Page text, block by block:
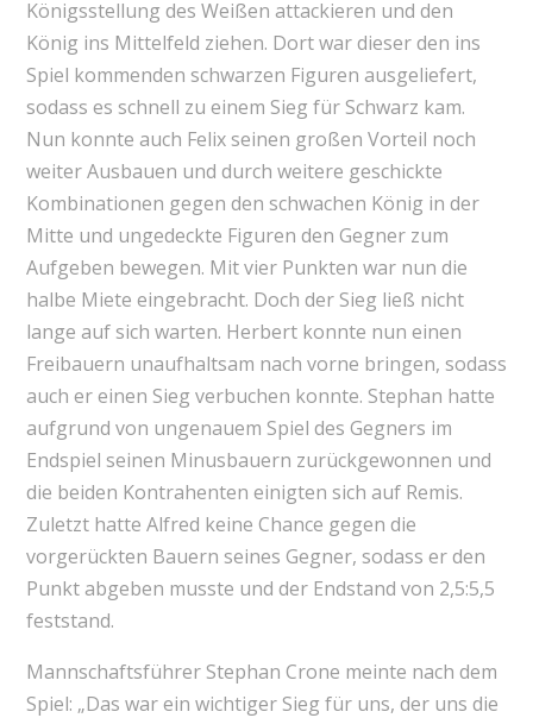
Königsstellung des Weißen attackieren und den
König ins Mittelfeld ziehen. Dort war dieser den ins
Spiel kommenden schwarzen Figuren ausgeliefert,
sodass es schnell zu einem Sieg für Schwarz kam.
Nun konnte auch Felix seinen großen Vorteil noch
weiter Ausbauen und durch weitere geschickte
Kombinationen gegen den schwachen König in der
Mitte und ungedeckte Figuren den Gegner zum
Aufgeben bewegen. Mit vier Punkten war nun die
halbe Miete eingebracht. Doch der Sieg ließ nicht
lange auf sich warten. Herbert konnte nun einen
Freibauern unaufhaltsam nach vorne bringen, sodass
auch er einen Sieg verbuchen konnte. Stephan hatte
aufgrund von ungenauem Spiel des Gegners im
Endspiel seinen Minusbauern zurückgewonnen und
die beiden Kontrahenten einigten sich auf Remis.
Zuletzt hatte Alfred keine Chance gegen die
vorgerückten Bauern seines Gegner, sodass er den
Punkt abgeben musste und der Endstand von 2,5:5,5
feststand.
Mannschaftsführer Stephan Crone meinte nach dem
Spiel: „Das war ein wichtiger Sieg für uns, der uns die